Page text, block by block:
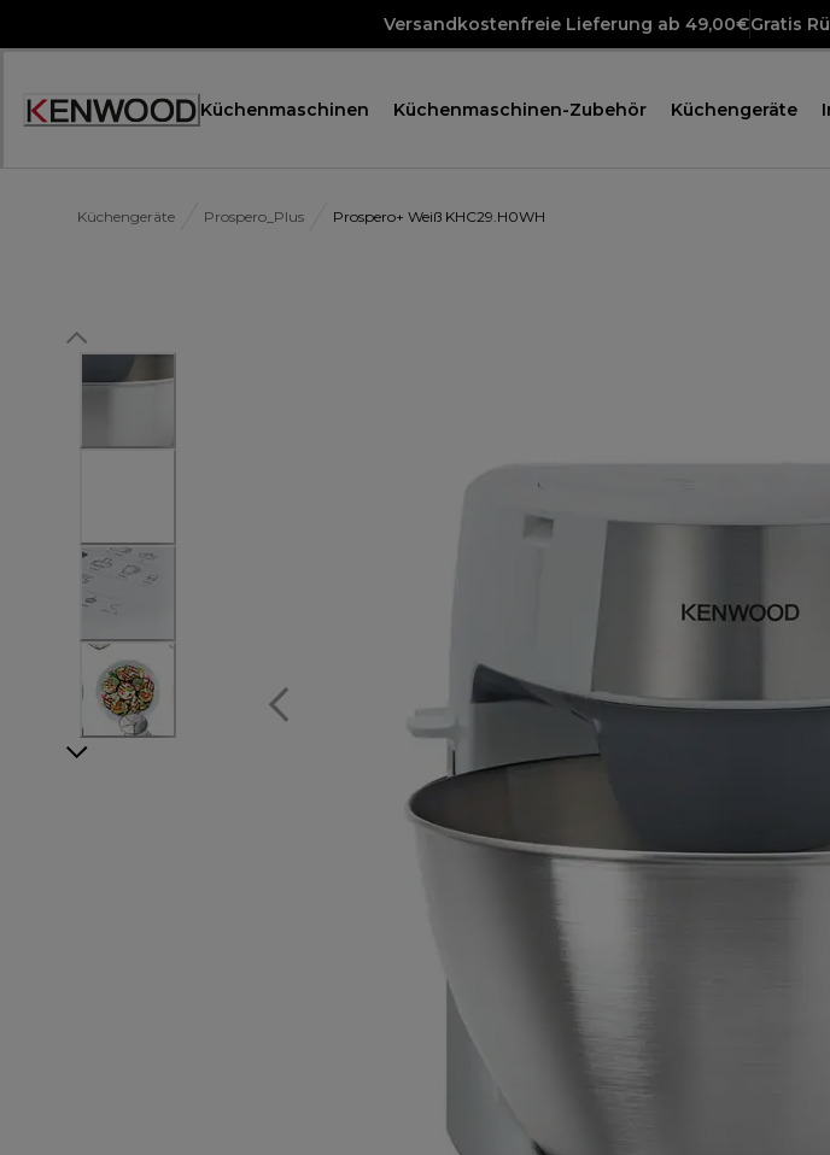
Versandkostenfreie Lieferung ab 49,00€Gratis
Accessibility
Küchenmaschinen Küchenmaschinen-Zubehör Küchengeräte
Küchengeräte Prospero_Plus Prospero+ Weiß KHC29.H0WH